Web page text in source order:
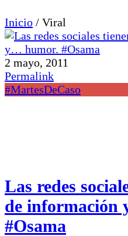
Inicio / Viral
2 mayo, 2011
Permalink
#MartesDeCaso
Las redes
de información
#Osama